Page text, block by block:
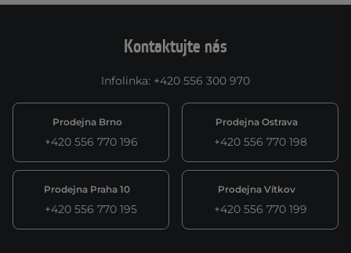
Kontaktujte nás
Infolinka: +420 556 300 970
Prodejna Brno
+420 556 770 196
Prodejna Ostrava
+420 556 770 198
Prodejna Praha 10
+420 556 770 195
Prodejna Vítkov
+420 556 770 199